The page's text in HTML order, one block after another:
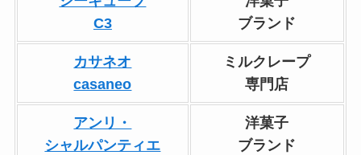
C3
ブランド
カサネオ
casaneo
ミルクレープ
専門店
アンリ・
シャルパンティエ
洋菓子
ブランド